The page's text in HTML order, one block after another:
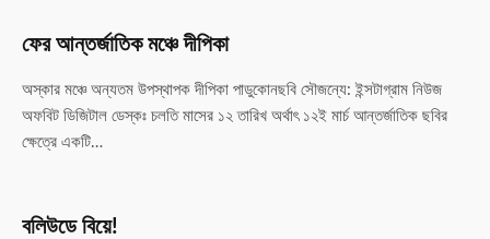
ফের আন্তর্জাতিক মঞ্চে দীপিকা
অস্কার মঞ্চে অন্যতম উপস্থাপক দীপিকা পাডুকোনছবি সৌজন্যে: ইন্সটাগ্রাম নিউজ
অফবিট ডিজিটাল ডেস্কঃ চলতি মাসের ১২ তারিখ অর্থাৎ ১২ই মার্চ আন্তর্জাতিক ছবির
ক্ষেত্রে একটি…
বলিউডে বিয়ে!